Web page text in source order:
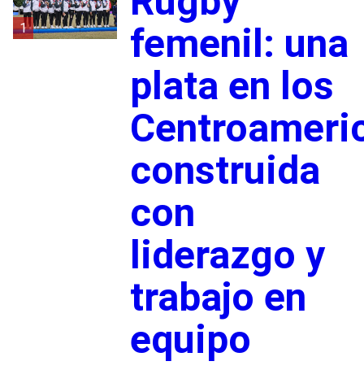
1
femenil: una
plata en los
construida
con
liderazgo y
trabajo en
equipo